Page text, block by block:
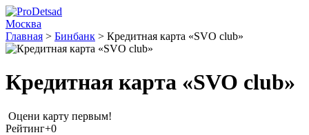
Москва
Главная > Бинбанк > Кредитная карта «SVO club»
Кредитная карта «SVO club»
Оцени карту первым!
Рейтинг+0